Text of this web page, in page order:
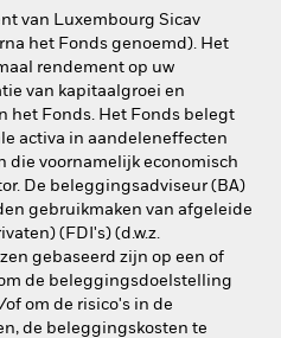
van Luxembourg Sicav
het Fonds genoemd). Het
rendement op uw
van kapitaalgroei en
het Fonds. Het Fonds belegt
activa in aandeleneffecten
die voornamelijk economisch
De beleggingsadviseur (BA)
gebruikmaken van afgeleide
(FDI's) (d.w.z.
gebaseerd zijn op een of
de beleggingsdoelstelling
om de risico's in de
de beleggingskosten te